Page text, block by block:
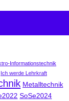
Informationstechnik
Ich werde Lehrkraft
Metalltechnik
SoSe2024